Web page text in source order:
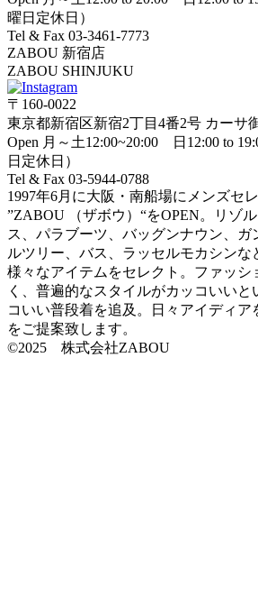
曜日定休日）
Tel & Fax 03-3461-7773
ZABOU 新宿店
ZABOU SHINJUKU
〒160-0022
東京都新宿区新宿2丁目4番2号 カーサ
Open 月～土12:00~20:00 日12:00 to
日定休日）
Tel & Fax 03-5944-0788
1997年6月に大阪・南船場にメンズセ
”ZABOU （ザボウ）“をOPEN。リゾ
ス、パラブーツ、バッグンナウン、
ルツリー、バス、ラッセルモカシンな
様々なアイテムをセレクト。ファッシ
く、普遍的なスタイルがカッコいいと
コいい普段着を追及。日々アイディ
をご提案致します。
©2025 株式会社ZABOU